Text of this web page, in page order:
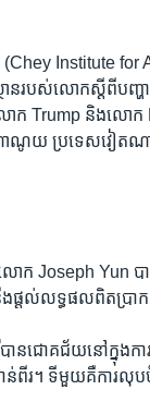
(Chey Institute
ន​របស់​លោក​ស្ដី​ពី​បញ្ហ
លោក Trump និង​លោ
ង​ហាណូយ ប្រទេស​វៀត
លោក Joseph Yun
ផ្ដល់​លទ្ធផល​ពិត​ប្រា
ោគជ័យ​នៅ​ក្នុង​ការ​បំ
ពីរ។ ទី​មួយ​គឺ​ការ​លុប​បំ